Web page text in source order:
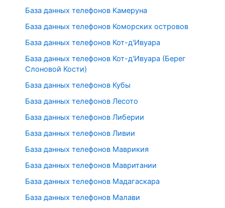
База данных телефонов Камеруна
База данных телефонов Коморских островов
База данных телефонов Кот-д'Ивуара
База данных телефонов Кот-д'Ивуара (Берег
Слоновой Кости)
База данных телефонов Кубы
База данных телефонов Лесото
База данных телефонов Либерии
База данных телефонов Ливии
База данных телефонов Маврикия
База данных телефонов Мавритании
База данных телефонов Мадагаскара
База данных телефонов Малави